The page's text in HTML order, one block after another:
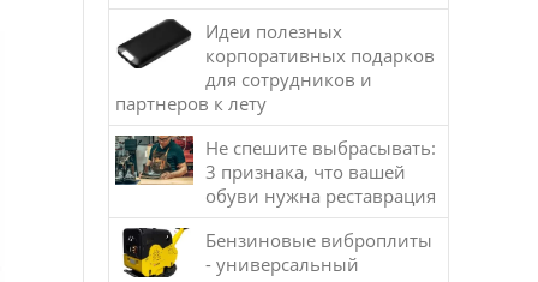
Идеи полезных
корпоративных подарков
для сотрудников и
партнеров к лету
Не спешите выбрасывать:
3 признака, что вашей
обуви нужна реставрация
Бензиновые виброплиты
- универсальный